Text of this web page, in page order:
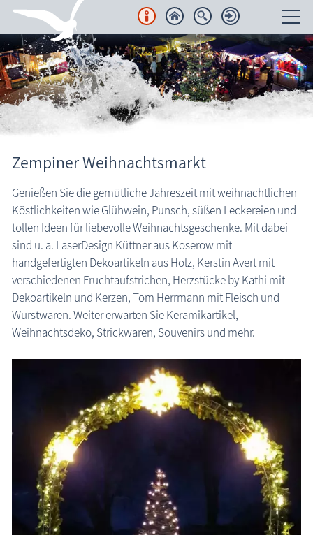
Unterkünfte
Regionales
Urlaubsorte
Karten
Freizeit
Wissenswertes
Veranstaltungen
Blog
Zempiner Weihnachtsmarkt
Genießen Sie die gemütliche Jahreszeit mit weihnachtlichen
Köstlichkeiten wie Glühwein, Punsch, süßen Leckereien und
tollen Ideen für liebevolle Weihnachtsgeschenke. Mit dabei
sind u. a. LaserDesign Küttner aus Koserow mit
handgefertigten Dekoartikeln aus Holz, Kerstin Avert mit
verschiedenen Fruchtaufstrichen, Herzstücke by Kathi mit
Dekoartikeln und Kerzen, Tom Herrmann mit Fleisch und
Wurstwaren. Weiter erwarten Sie Keramikartikel,
Weihnachtsdeko, Strickwaren, Souvenirs und mehr.